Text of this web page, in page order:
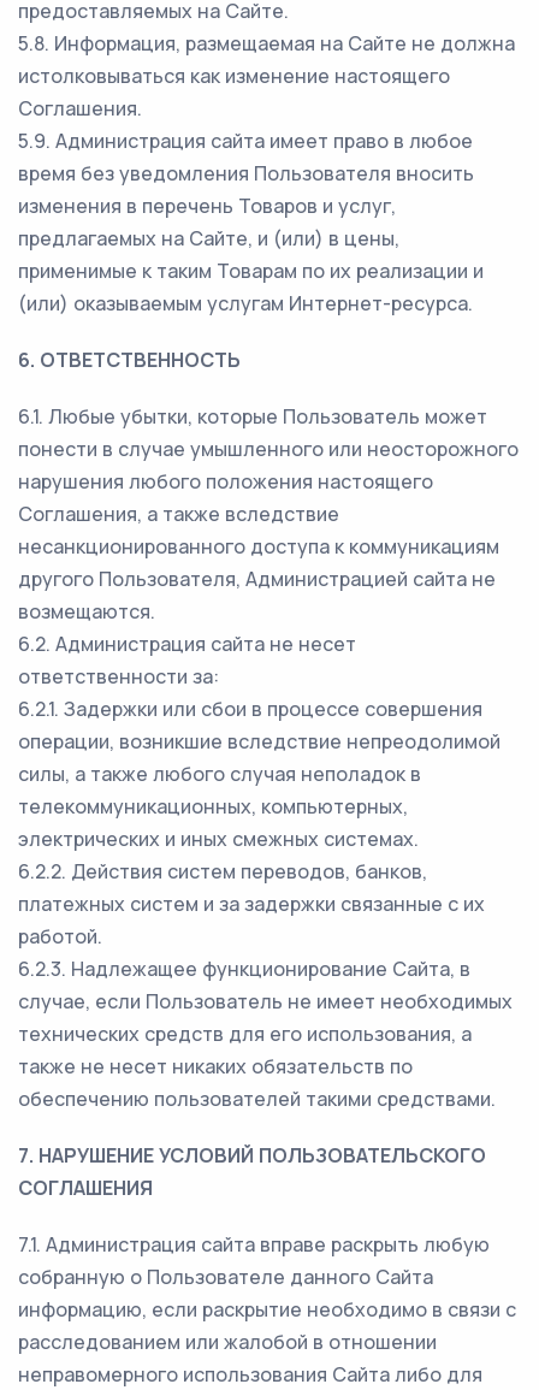
предоставляемых на Сайте.
5.8. Информация, размещаемая на Сайте не должна
истолковываться как изменение настоящего
Соглашения.
5.9. Администрация сайта имеет право в любое
время без уведомления Пользователя вносить
изменения в перечень Товаров и услуг,
предлагаемых на Сайте, и (или) в цены,
применимые к таким Товарам по их реализации и
(или) оказываемым услугам Интернет-ресурса.
6. ОТВЕТСТВЕННОСТЬ
6.1. Любые убытки, которые Пользователь может
понести в случае умышленного или неосторожного
нарушения любого положения настоящего
Соглашения, а также вследствие
несанкционированного доступа к коммуникациям
другого Пользователя, Администрацией сайта не
возмещаются.
6.2. Администрация сайта не несет
ответственности за:
6.2.1. Задержки или сбои в процессе совершения
операции, возникшие вследствие непреодолимой
силы, а также любого случая неполадок в
телекоммуникационных, компьютерных,
электрических и иных смежных системах.
6.2.2. Действия систем переводов, банков,
платежных систем и за задержки связанные с их
работой.
6.2.3. Надлежащее функционирование Сайта, в
случае, если Пользователь не имеет необходимых
технических средств для его использования, а
также не несет никаких обязательств по
обеспечению пользователей такими средствами.
7. НАРУШЕНИЕ УСЛОВИЙ ПОЛЬЗОВАТЕЛЬСКОГО
СОГЛАШЕНИЯ
7.1. Администрация сайта вправе раскрыть любую
собранную о Пользователе данного Сайта
информацию, если раскрытие необходимо в связи с
расследованием или жалобой в отношении
неправомерного использования Сайта либо для